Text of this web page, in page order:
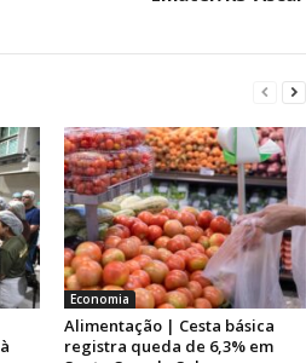
Economia
Alimentação | Cesta básica
registra queda de 6,3% em